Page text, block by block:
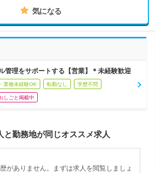
気になる
管理をサポートする【営業】＊未経験歓迎
業種未経験OK 転勤なし 学歴不問
しごと掲載中
と勤務地が同じオススメ求人
がありません。まずは求人を閲覧しましょ